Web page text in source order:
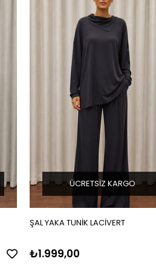
ŞAL YAKA TUNİK LACİVERT
₺1.999,00
ÜCRETSIZ KARGO